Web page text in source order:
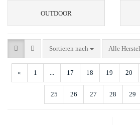
OUTDOOR
Sortieren nach
Sortieren nach Alle
« 1 ... 17 18 19 20
25 26 27 28 29